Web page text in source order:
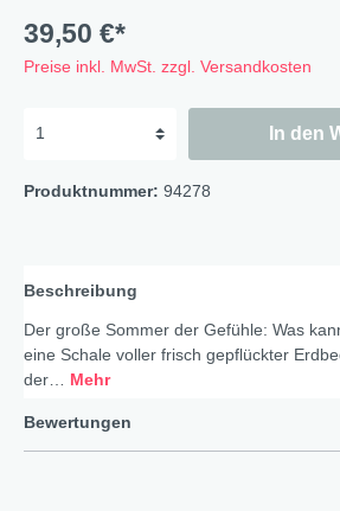
39,50 €*
Preise inkl. MwSt. zzgl. Versandkosten
In den
Produktnummer: 94278
Beschreibung
Der große Sommer der Gefühle: Was
eine Schale voller frisch gepflückter
der… Mehr
Bewertungen